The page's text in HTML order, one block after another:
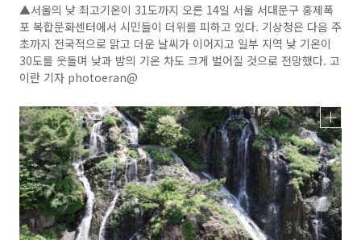
▲서울의 낮 최고기온이 31도까지 오른 14일 서울 서대문구 홍제폭
포 복합문화센터에서 시민들이 더위를 피하고 있다. 기상청은 다음 주
초까지 전국적으로 맑고 더운 날씨가 이어지고 일부 지역 낮 기온이
30도를 웃돌며 낮과 밤의 기온 차도 크게 벌어질 것으로 전망했다. 고
이란 기자 photoeran@